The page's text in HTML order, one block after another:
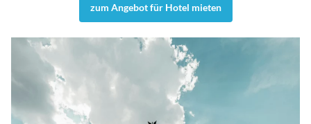
zum Angebot für Hotel mieten